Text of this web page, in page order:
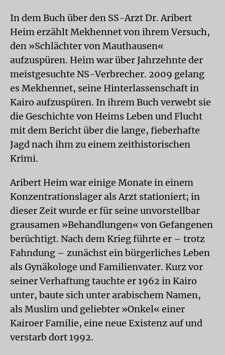
In dem Buch über den SS-Arzt Dr. Aribert
Heim erzählt Mekhennet von ihrem Versuch,
den »Schlächter von Mauthausen«
aufzuspüren. Heim war über Jahrzehnte der
meistgesuchte NS-Verbrecher. 2009 gelang
es Mekhennet, seine Hinterlassenschaft in
Kairo aufzuspüren. In ihrem Buch verwebt sie
die Geschichte von Heims Leben und Flucht
mit dem Bericht über die lange, fieberhafte
Jagd nach ihm zu einem zeithistorischen
Krimi.
Aribert Heim war einige Monate in einem
Konzentrationslager als Arzt stationiert; in
dieser Zeit wurde er für seine unvorstellbar
grausamen »Behandlungen« von Gefangenen
berüchtigt. Nach dem Krieg führte er – trotz
Fahndung – zunächst ein bürgerliches Leben
als Gynäkologe und Familienvater. Kurz vor
seiner Verhaftung tauchte er 1962 in Kairo
unter, baute sich unter arabischem Namen,
als Muslim und geliebter »Onkel« einer
Kairoer Familie, eine neue Existenz auf und
verstarb dort 1992.